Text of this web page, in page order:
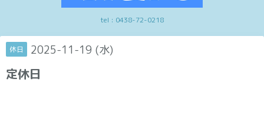
tel : 0438-72-0218
休日 2025-11-19 (水)
定休日